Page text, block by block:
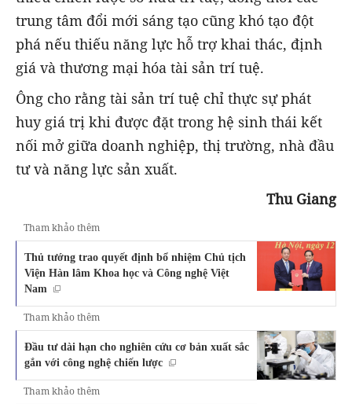
trung tâm đổi mới sáng tạo cũng khó tạo đột
phá nếu thiếu năng lực hỗ trợ khai thác, định
giá và thương mại hóa tài sản trí tuệ.
Ông cho rằng tài sản trí tuệ chỉ thực sự phát
huy giá trị khi được đặt trong hệ sinh thái kết
nối mở giữa doanh nghiệp, thị trường, nhà đầu
tư và năng lực sản xuất.
Thu Giang
Tham khảo thêm
Thủ tướng trao quyết định bổ nhiệm Chủ tịch
Viện Hàn lâm Khoa học và Công nghệ Việt
Nam
Tham khảo thêm
Đầu tư dài hạn cho nghiên cứu cơ bản xuất sắc
gắn với công nghệ chiến lược
Tham khảo thêm